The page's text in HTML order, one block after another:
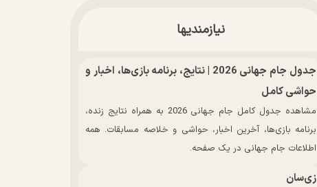
نیازمندیها
جدول جام جهانی 2026 | نتایج، برنامه بازی‌ها، اخبار و
حواشی کامل
مشاهده جدول کامل جام جهانی 2026 به همراه نتایج زنده،
برنامه بازی‌ها، آخرین اخبار، حواشی و خلاصه مسابقات. همه
اطلاعات جام جهانی در یک صفحه.
زی‌سان